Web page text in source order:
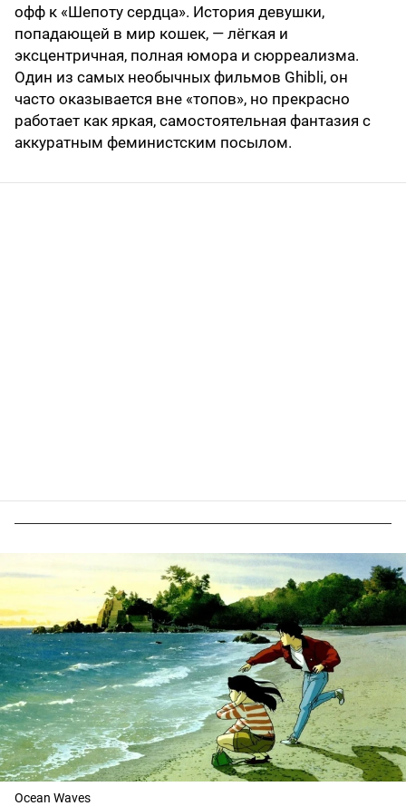
офф к «Шепоту сердца». История девушки,
попадающей в мир кошек, — лёгкая и
эксцентричная, полная юмора и сюрреализма.
Один из самых необычных фильмов Ghibli, он
часто оказывается вне «топов», но прекрасно
работает как яркая, самостоятельная фантазия с
аккуратным феминистским посылом.
Ocean Waves